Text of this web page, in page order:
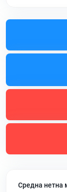
Средна нетна